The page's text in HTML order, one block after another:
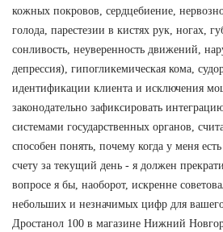
кожных покровов, сердцебиение,
голода, парестезии в кистях рук, ногах,
сонливость, неуверенность движений,
депрессия), гипогликемическая кома,
идентификации клиента и исключения
законодательно зафиксировать
системами государственных органов,
способен понять, почему когда у меня
счету за текущий день - я должен
вопросе я бы, наоборот, искренне
небольших и незначимых цифр для
Дростанол 100 в магазине Нижний